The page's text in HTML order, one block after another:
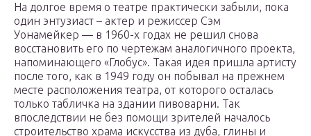
На долгое время о театре практически забыли, пока
один энтузиаст – актер и режиссер Сэм
Уонамейкер — в 1960-х годах не решил снова
восстановить его по чертежам аналогичного проекта,
напоминающего «Глобус». Такая идея пришла артисту
после того, как в 1949 году он побывал на прежнем
месте расположения театра, от которого осталась
только табличка на здании пивоварни. Так
впоследствии не без помощи зрителей началось
строительство храма искусства из дуба, глины и